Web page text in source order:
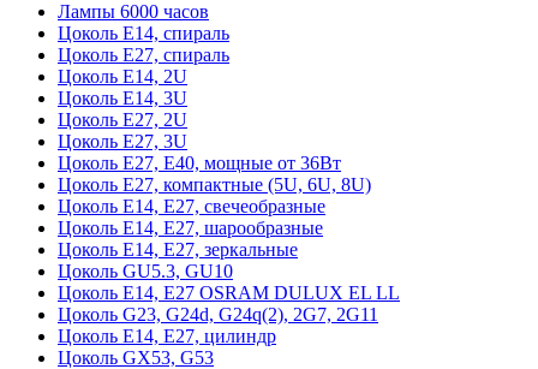
Лампы 6000 часов
Цоколь Е14, спираль
Цоколь Е27, спираль
Цоколь Е14, 2U
Цоколь Е14, 3U
Цоколь Е27, 2U
Цоколь Е27, 3U
Цоколь Е27, Е40, мощные от 36Вт
Цоколь Е27, компактные (5U, 6U, 8U)
Цоколь Е14, Е27, свечеобразные
Цоколь Е14, Е27, шарообразные
Цоколь Е14, Е27, зеркальные
Цоколь GU5.3, GU10
Цоколь Е14, Е27 OSRAM DULUX EL LL
Цоколь G23, G24d, G24q(2), 2G7, 2G11
Цоколь Е14, Е27, цилиндр
Цоколь GX53, G53